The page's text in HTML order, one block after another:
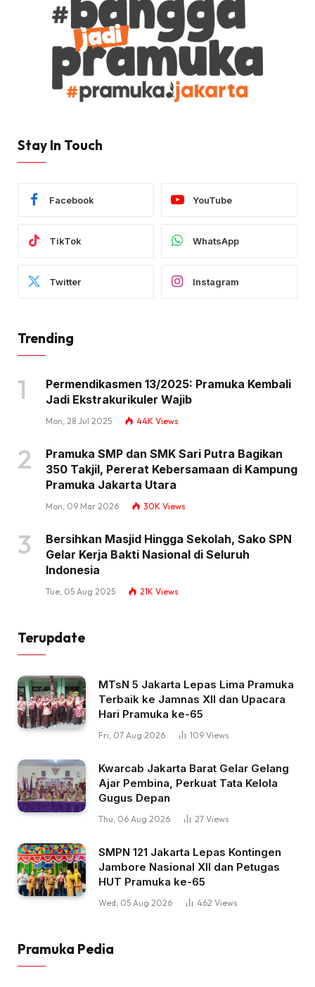
Stay In Touch
Facebook YouTube
TikTok WhatsApp
Twitter Instagram
Trending
Permendikasmen 13/2025: Pramuka Kembali
Jadi Ekstrakurikuler Wajib
Mon, 28 Jul 2025 44K Views
Pramuka SMP dan SMK Sari Putra Bagikan
350 Takjil, Pererat Kebersamaan di Kampung
Pramuka Jakarta Utara
Mon, 09 Mar 2026 30K Views
Bersihkan Masjid Hingga Sekolah, Sako SPN
Gelar Kerja Bakti Nasional di Seluruh
Indonesia
Tue, 05 Aug 2025 21K Views
Terupdate
MTsN 5 Jakarta Lepas Lima Pramuka
Terbaik ke Jamnas XII dan Upacara
Hari Pramuka ke-65
Fri, 07 Aug 2026 109 Views
Kwarcab Jakarta Barat Gelar Gelang
Ajar Pembina, Perkuat Tata Kelola
Gugus Depan
Thu, 06 Aug 2026 27 Views
SMPN 121 Jakarta Lepas Kontingen
Jambore Nasional XII dan Petugas
HUT Pramuka ke-65
Wed, 05 Aug 2026 462 Views
Pramuka Pedia